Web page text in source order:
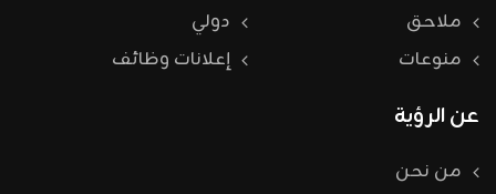
ملاحق
دولي
منوعات
إعلانات وظائف
عن الرؤية
من نحن